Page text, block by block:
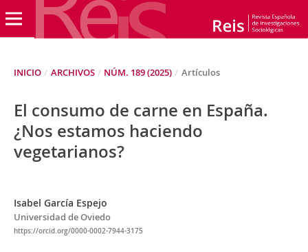
INICIO / ARCHIVOS / NÚM. 189 (2025) / Artículos
El consumo de carne en España.
¿Nos estamos haciendo
vegetarianos?
Isabel García Espejo
Universidad de Oviedo
https://orcid.org/0000-0002-7944-3175